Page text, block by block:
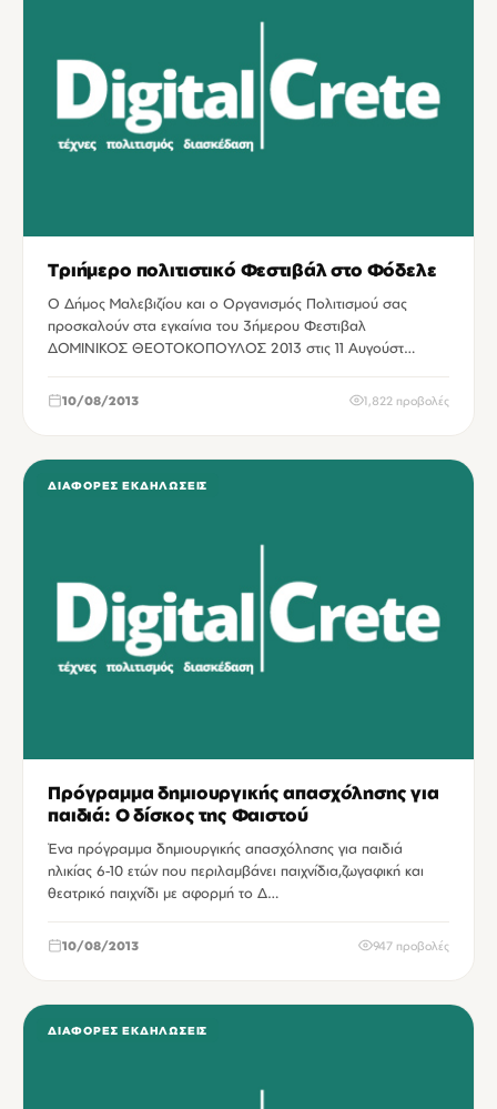
Τριήμερο πολιτιστικό Φεστιβάλ στο Φόδελε
Ο Δήμος Μαλεβιζίου και ο Οργανισμός Πολιτισμού σας
προσκαλούν στα εγκαίνια του 3ήμερου Φεστιβαλ
ΔΟΜΙΝΙΚΟΣ ΘΕΟΤΟΚΟΠΟΥΛΟΣ 2013 στις 11 Αυγούστ…
10/08/2013 1,822 προβολές
ΔΙΆΦΟΡΕΣ ΕΚΔΗΛΏΣΕΙΣ
Πρόγραμμα δημιουργικής απασχόλησης για
παιδιά: Ο δίσκος της Φαιστού
Ένα πρόγραμμα δημιουργικής απασχόλησης για παιδιά
ηλικίας 6-10 ετών που περιλαμβάνει παιχνίδια,ζωγαφική και
θεατρικό παιχνίδι με αφορμή το Δ…
10/08/2013 947 προβολές
ΔΙΆΦΟΡΕΣ ΕΚΔΗΛΏΣΕΙΣ